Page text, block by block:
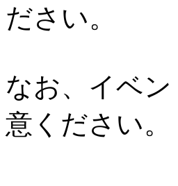
ださい。
なお、イベ
意ください。